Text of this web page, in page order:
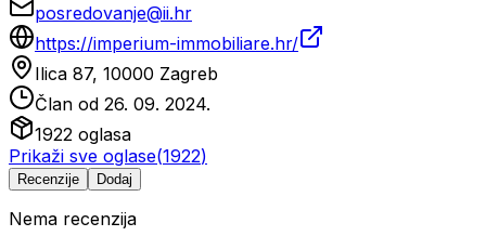
posredovanje@ii.hr
https://imperium-immobiliare.hr/
Ilica 87, 10000 Zagreb
Član od 26. 09. 2024.
1922 oglasa
Prikaži sve oglase(1922)
Recenzije Dodaj
Nema recenzija